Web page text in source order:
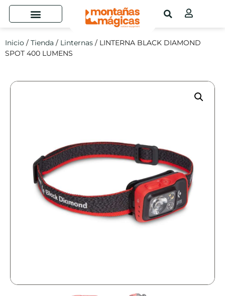
Inicio / Tienda / Linternas / LINTERNA BLACK DIAMOND
SPOT 400 LUMENS